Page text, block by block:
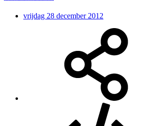
vrijdag 28 december 2012